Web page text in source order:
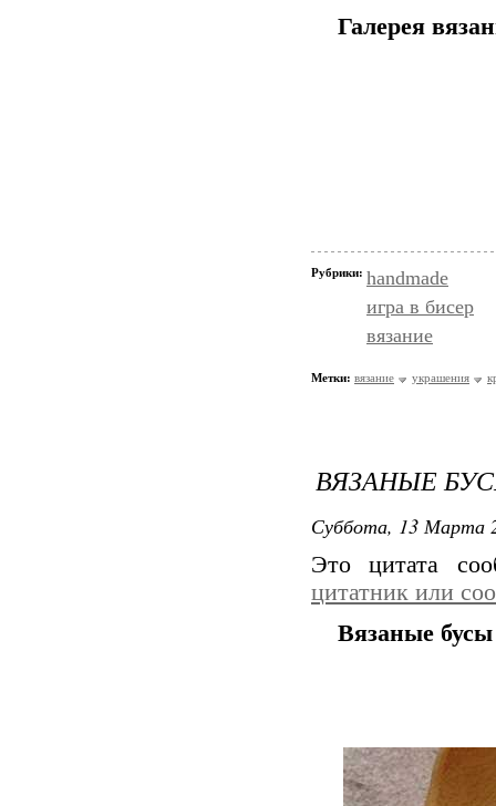
Галерея
Рубрики: handmade
игра в бисер
вязание
Метки: вязание украшения
ВЯЗАНЫЕ
Суббота, 13 Марта
Это цитата
цитатник или
Вязаные бусы